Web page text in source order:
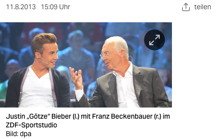
nord
wahrheit
verlag
verlag
veranstaltungen
shop
fragen & hilfe
11.8.2013 15:09 Uhr teilen
Justin „Götze“ Bieber (l.) mit Franz Beckenbauer (r.) im
ZDF-Sportstudio
Bild: dpa